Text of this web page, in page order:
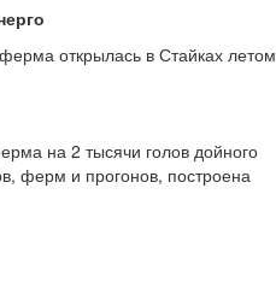
открылась в Стайках летом
на 2 тысячи голов дойного
ферм и прогонов, построена